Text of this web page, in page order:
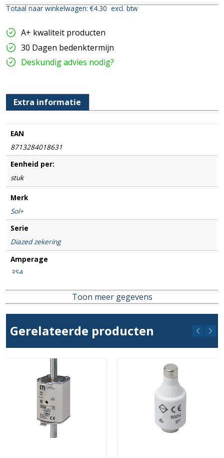
GL
5
stuks
hoeveelheid
Totaal naar winkelwagen: €4.30excl. btw
A+ kwaliteit producten
30 Dagen bedenktermijn
Deskundig advies nodig?
Extra informatie
EAN
8713284018631
Eenheid per:
stuk
Merk
Sol+
Serie
Diazed zekering
Amperage
35A
Toon meer gegevens
Gerelateerde producten